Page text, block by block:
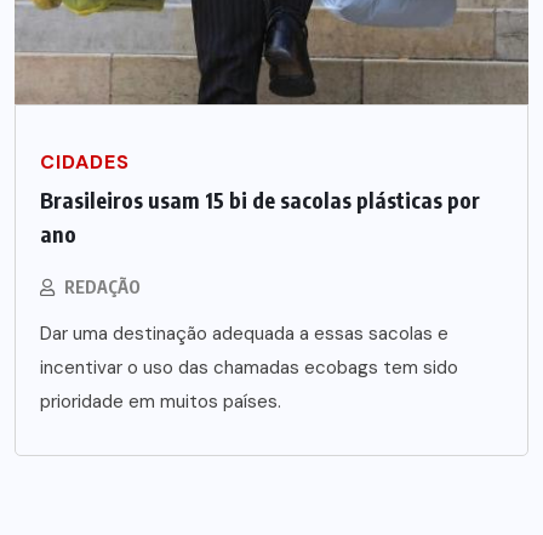
CIDADES
Brasileiros usam 15 bi de sacolas plásticas por
ano
REDAÇÃO
Dar uma destinação adequada a essas sacolas e
incentivar o uso das chamadas ecobags tem sido
prioridade em muitos países.